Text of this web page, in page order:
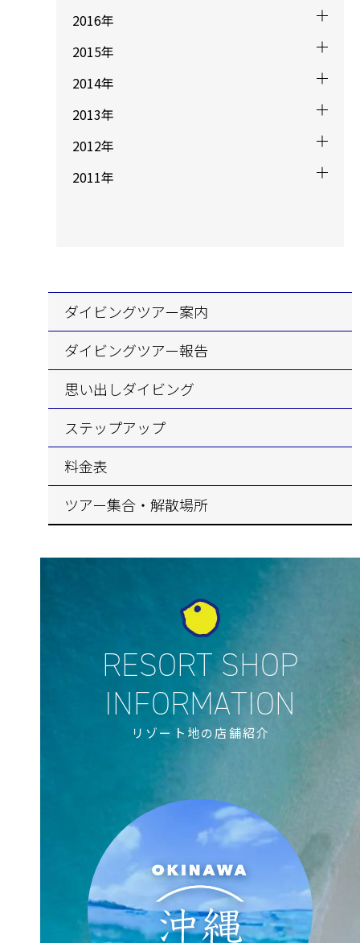
2016年
2015年
2014年
2013年
2012年
2011年
ダイビングツアー案内
ダイビングツアー報告
思い出しダイビング
ステップアップ
料金表
ツアー集合・解散場所
リゾート地の店舗紹介